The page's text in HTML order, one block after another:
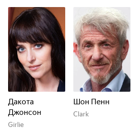
Дакота
Джонсон
Girlie
Шон Пенн
Clark